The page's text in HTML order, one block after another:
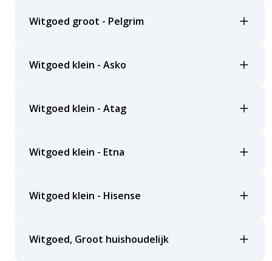
Witgoed groot - Pelgrim
Witgoed klein - Asko
Witgoed klein - Atag
Witgoed klein - Etna
Witgoed klein - Hisense
Witgoed, Groot huishoudelijk